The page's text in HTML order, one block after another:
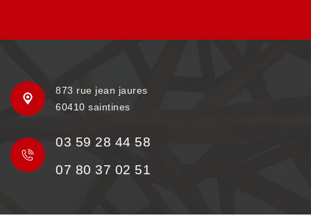
873 rue jean jaures
60410 saintines
03 59 28 44 58
07 80 37 02 51